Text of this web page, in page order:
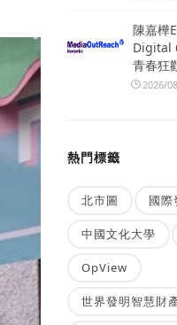
陳嘉樺
Digital
青春狂
2026/
熱門標籤
北市圖 國際
中國文化大學
OpView
世界發明智慧財